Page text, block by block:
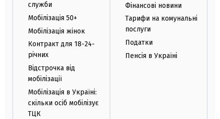
служби
Мобілізація 50+
Мобілізація жінок
Контракт для 18-24-
річних
Відстрочка від
мобілізації
Мобілізація в Україні:
скільки осіб мобілізує
ТЦК
Фінансові новини
Тарифи на комунальні
послуги
Податки
Пенсія в Україні